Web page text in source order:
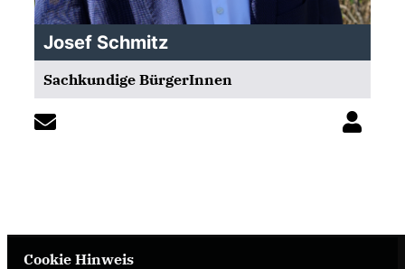
Josef Schmitz
Sachkundige BürgerInnen
Cookie Hinweis